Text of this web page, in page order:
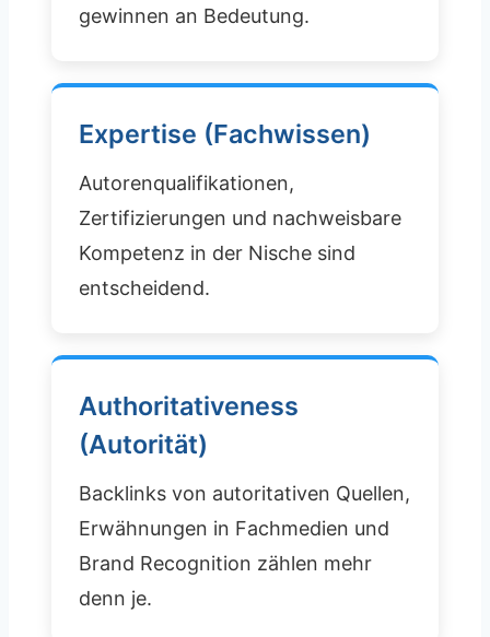
gewinnen an Bedeutung.
Expertise (Fachwissen)
Autorenqualifikationen,
Zertifizierungen und nachweisbare
Kompetenz in der Nische sind
entscheidend.
Authoritativeness
(Autorität)
Backlinks von autoritativen Quellen,
Erwähnungen in Fachmedien und
Brand Recognition zählen mehr
denn je.